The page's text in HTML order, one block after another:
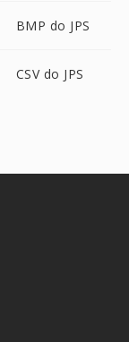
BMP do JPS
CSV do JPS